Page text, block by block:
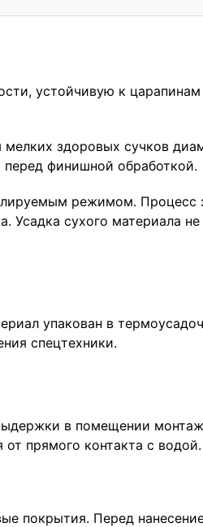
устойчивую к
здоровых сучков
перед финишной обработкой.
режимом. Процесс
Усадка сухого материала
упакован в
спецтехники.
в помещении
прямого контакта с водой.
покрытия. Перед